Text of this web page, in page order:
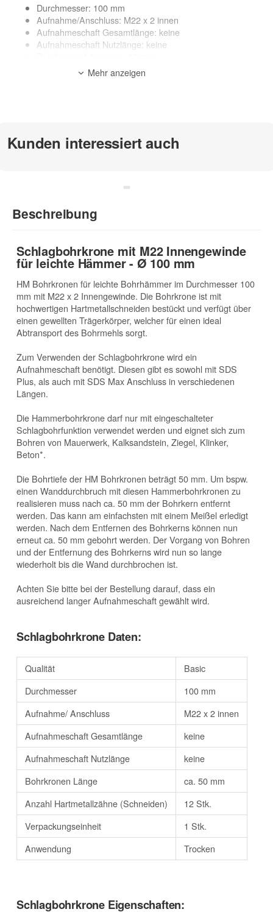
Durchmesser: 100 mm
Aufnahme/Anschluss: M22 x 2 innen
Aufnahmeschaft Gesamtlänge: keine
Aufnahmeschaft Nutzlänge: keine
Anwendungsbereich:Mehr anzeigen
Kunden interessiert auch
Beschreibung
Schlagbohrkrone mit M22 Innengewinde
für leichte Hämmer - Ø 100 mm
HM Bohrkronen für leichte Bohrhämmer im Durchmesser 100
mm mit M22 x 2 Innengewinde. Die Bohrkrone ist mit
hochwertigen Hartmetallschneiden bestückt und verfügt über
einen gewellten Trägerkörper, welcher für einen ideal
Abtransport des Bohrmehls sorgt.
Zum Verwenden der Schlagbohrkrone wird ein
Aufnahmeschaft benötigt. Diesen gibt es sowohl mit SDS
Plus, als auch mit SDS Max Anschluss in verschiedenen
Längen.
Die Hammerbohrkrone darf nur mit eingeschalteter
Schlagbohrfunktion verwendet werden und eignet sich zum
Bohren von Mauerwerk, Kalksandstein, Ziegel, Klinker,
Beton*.
Die Bohrtiefe der HM Bohrkronen beträgt 50 mm. Um bspw.
einen Wanddurchbruch mit diesen Hammerbohrkronen zu
realisieren muss nach ca. 50 mm der Bohrkern entfernt
werden. Das kann am einfachsten mit einem Meißel erledigt
werden. Nach dem Entfernen des Bohrkerns können nun
erneut ca. 50 mm gebohrt werden. Der Vorgang von Bohren
und der Entfernung des Bohrkerns wird nun so lange
wiederholt bis die Wand durchbrochen ist.
Achten Sie bitte bei der Bestellung darauf, dass ein
ausreichend langer Aufnahmeschaft gewählt wird.
Schlagbohrkrone Daten:
Qualität
Basic
Durchmesser
100 mm
Aufnahme/ Anschluss
M22 x 2 innen
Aufnahmeschaft Gesamtlänge
keine
Aufnahmeschaft Nutzlänge
keine
Bohrkronen Länge
ca. 50 mm
Anzahl Hartmetallzähne (Schneiden)
12 Stk.
Verpackungseinheit
1 Stk.
Anwendung
Trocken
Schlagbohrkrone Eigenschaften: